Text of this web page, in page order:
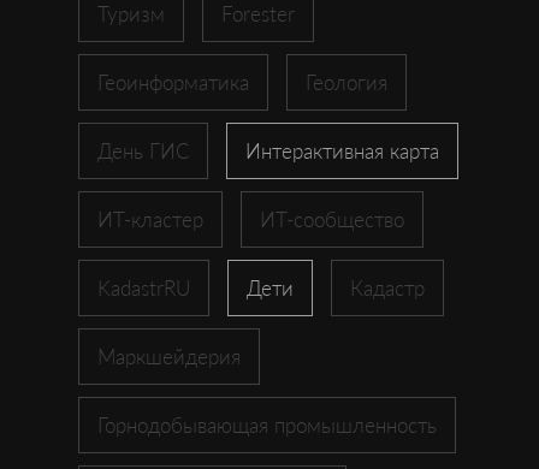
Туризм Forester
Геоинформатика Геология
День ГИС Интерактивная карта
ИТ-кластер ИТ-сообщество
KadastrRU Дети Кадастр
Маркшейдерия
Горнодобывающая промышленность